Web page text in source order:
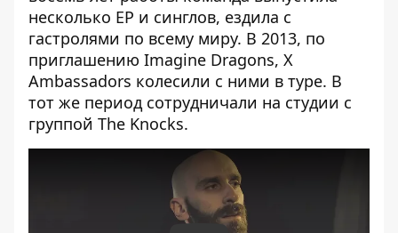
несколько EP и синглов, ездила с
гастролями по всему миру. В 2013, по
приглашению Imagine Dragons, X
Ambassadors колесили с ними в туре. В
тот же период сотрудничали на студии с
группой The Knocks.